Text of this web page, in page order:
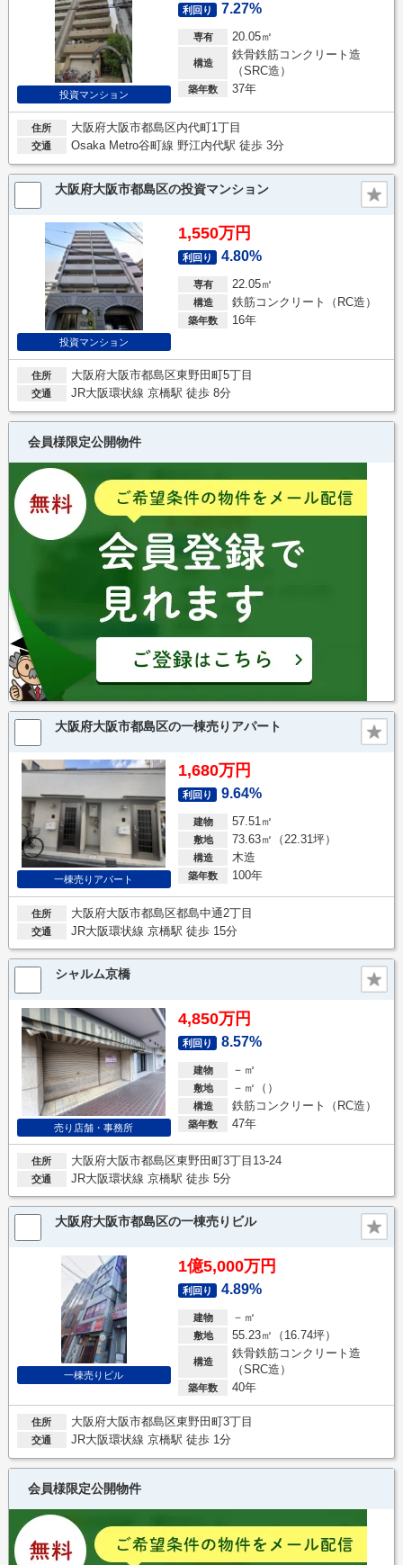
投資マンション
利回り 7.27%
専有 20.05㎡
構造
鉄骨鉄筋コンクリート造
（SRC造）
築年数 37年
住所 大阪府大阪市都島区内代町1丁目
交通 Osaka Metro谷町線 野江内代駅 徒歩 3分
大阪府大阪市都島区の投資マンション
投資マンション
1,550万円
利回り 4.80%
専有 22.05㎡
構造 鉄筋コンクリート（RC造）
築年数 16年
住所 大阪府大阪市都島区東野田町5丁目
交通 JR大阪環状線 京橋駅 徒歩 8分
会員様限定公開物件
大阪府大阪市都島区の一棟売りアパート
一棟売りアパート
1,680万円
利回り 9.64%
建物 57.51㎡
敷地 73.63㎡（22.31坪）
構造 木造
築年数 100年
住所 大阪府大阪市都島区都島中通2丁目
交通 JR大阪環状線 京橋駅 徒歩 15分
シャルム京橋
売り店舗・事務所
4,850万円
利回り 8.57%
建物 －㎡
敷地 －㎡（）
構造 鉄筋コンクリート（RC造）
築年数 47年
住所 大阪府大阪市都島区東野田町3丁目13-24
交通 JR大阪環状線 京橋駅 徒歩 5分
大阪府大阪市都島区の一棟売りビル
一棟売りビル
1億5,000万円
利回り 4.89%
建物 －㎡
敷地 55.23㎡（16.74坪）
構造
鉄骨鉄筋コンクリート造
（SRC造）
築年数 40年
住所 大阪府大阪市都島区東野田町3丁目
交通 JR大阪環状線 京橋駅 徒歩 1分
会員様限定公開物件